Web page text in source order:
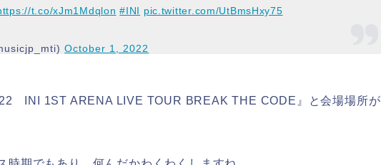
t.co/xJm1Mdqlon #INI pic.twitter.com/UtBmsHxy75
October 1, 2022
INI 1ST ARENA LIVE TOUR BREAK THE CODE』と会場場所が